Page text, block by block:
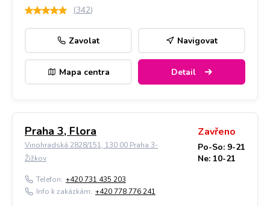
(342)
Zavolat Navigovat
Mapa centra Detail
Praha 3, Flora
Vinohradská 2828/151, 130 00 Praha 3-
Žižkov
Zavřeno
Po-So: 9-21
Ne: 10-21
Telefon: +420 731 435 203
Info k zakázkám: +420 778 776 241